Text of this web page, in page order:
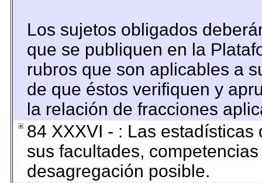
Los sujetos obligados
que se publiquen en la
rubros que son aplicables a
de que éstos verifiquen y
la relación de fracciones
84 XXXVI - : Las
sus facultades,
desagregación posible.